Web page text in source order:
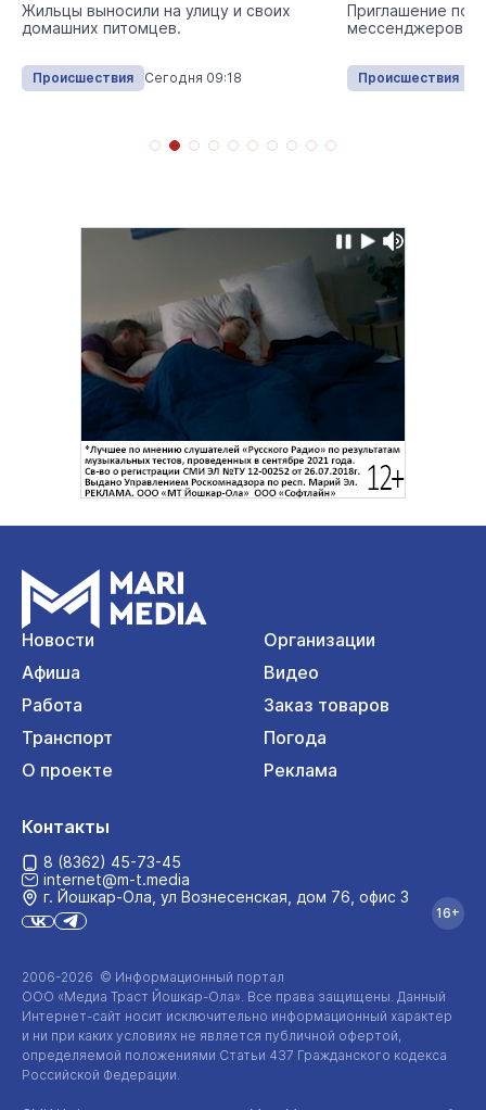
Жильцы выносили на улицу и своих
домашних питомцев.
Происшествия Сегодня 09:18
Приглашение
мессенджеров.
Происшествия
Новости
Организации
Афиша
Видео
Работа
Заказ товаров
Транспорт
Погода
О проекте
Реклама
2006-2026 © Информационный портал
ООО «Медиа Траст Йошкар-Ола». Все права защищены. Данный
Интернет-сайт носит исключительно информационный характер
и ни при каких условиях не является публичной офертой,
определяемой положениями Статьи 437 Гражданского кодекса
Российской Федерации.
Контакты
8 (8362) 45-73-45
internet@m-t.media
г. Йошкар‑Ола, ул Вознесенская, дом 76, офис 3
16+